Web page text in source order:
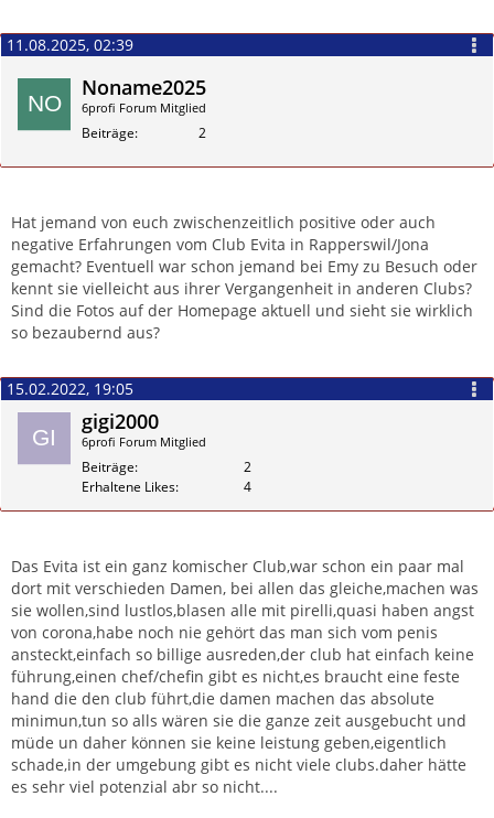
11.08.2025, 02:39
Noname2025
6profi Forum Mitglied
Beiträge 2
Hat jemand von euch zwischenzeitlich positive oder auch
negative Erfahrungen vom Club Evita in Rapperswil/Jona
gemacht? Eventuell war schon jemand bei Emy zu Besuch oder
kennt sie vielleicht aus ihrer Vergangenheit in anderen Clubs?
Sind die Fotos auf der Homepage aktuell und sieht sie wirklich
so bezaubernd aus?
Zitieren
15.02.2022, 19:05
gigi2000
6profi Forum Mitglied
Beiträge
2
Erhaltene Likes
4
Das Evita ist ein ganz komischer Club,war schon ein paar mal
dort mit verschieden Damen, bei allen das gleiche,machen was
sie wollen,sind lustlos,blasen alle mit pirelli,quasi haben angst
von corona,habe noch nie gehört das man sich vom penis
ansteckt,einfach so billige ausreden,der club hat einfach keine
führung,einen chef/chefin gibt es nicht,es braucht eine feste
hand die den club führt,die damen machen das absolute
minimun,tun so alls wären sie die ganze zeit ausgebucht und
müde un daher können sie keine leistung geben,eigentlich
schade,in der umgebung gibt es nicht viele clubs.daher hätte
es sehr viel potenzial abr so nicht....
Zitieren